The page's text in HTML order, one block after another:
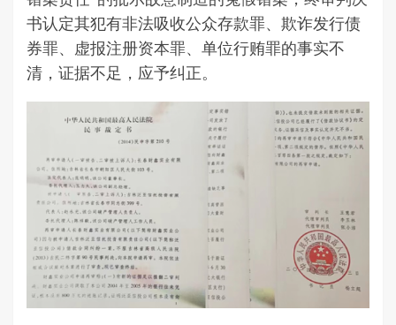
书认定其犯有非法吸收公众存款罪、欺诈发行债
券罪、虚报注册资本罪、单位行贿罪的事实不
清，证据不足，应予纠正。